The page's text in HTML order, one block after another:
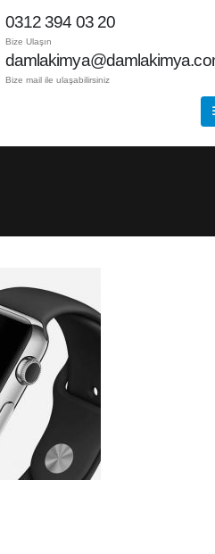
0312 394 03 20
Bize Ulaşın
Bize mail ile ulaşabilirsiniz